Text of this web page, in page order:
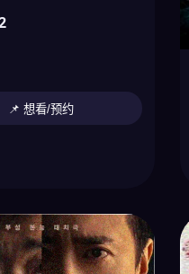
📌 想看/预约